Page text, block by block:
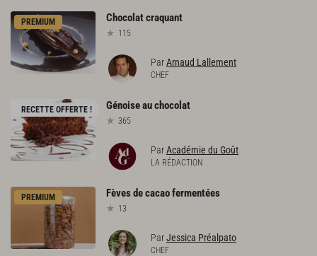
PREMIUM Chocolatcraquant
115
ParArnaud Lallement
CHEF
RECETTE OFFERTE ! Génoiseauchocolat
365
ParAcadémie du Goût
LA RÉDACTION
PREMIUM Fèvesdecacaofermentées
13
ParJessica Préalpato
CHEF